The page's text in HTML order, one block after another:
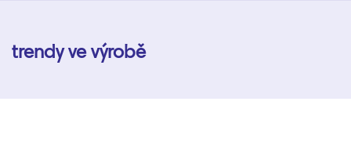
trendy ve výrobě